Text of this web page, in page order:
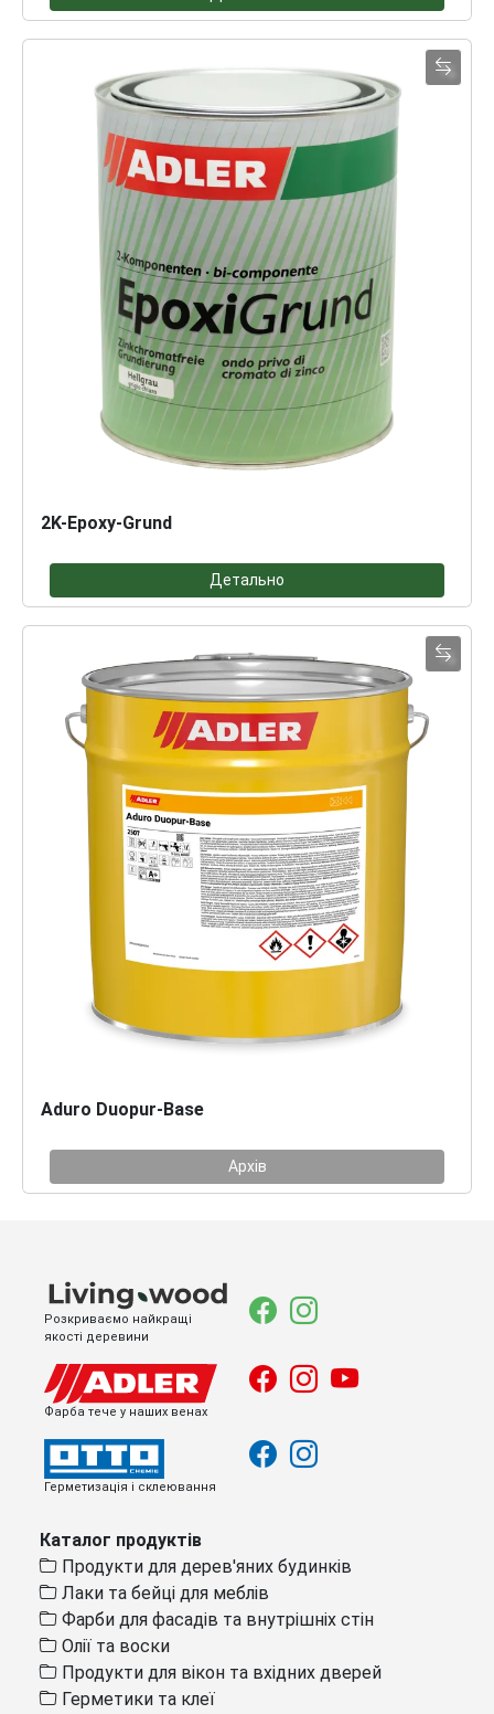
2K-Epoxy-Grund
Детально
Aduro Duopur-Base
Архів
Розкриваємо найкращі
якості деревини
Фарба тече у наших венах
Герметизація і склеювання
Каталог продуктів
Продукти для дерев'яних будинків
Лаки та бейці для меблів
Фарби для фасадів та внутрішніх стін
Олії та воски
Продукти для вікон та вхідних дверей
Герметики та клеї